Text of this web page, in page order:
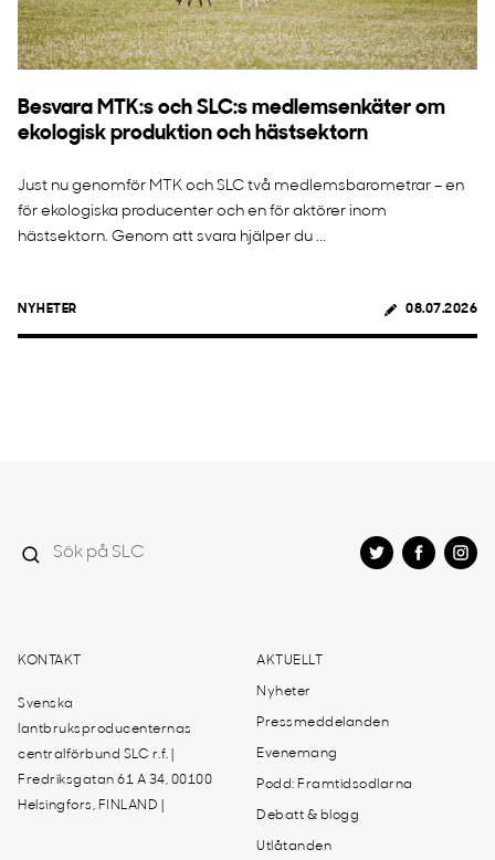
Besvara MTK:s och SLC:s medlemsenkäter om
ekologisk produktion och hästsektorn
Just nu genomför MTK och SLC två medlemsbarometrar – en
för ekologiska producenter och en för aktörer inom
hästsektorn. Genom att svara hjälper du ...
NYHETER 08.07.2026
KONTAKT
Svenska
lantbruksproducenternas
centralförbund SLC r.f. |
Fredriksgatan 61 A 34, 00100
Helsingfors, FINLAND |
AKTUELLT
Nyheter
Pressmeddelanden
Evenemang
Podd: Framtidsodlarna
Debatt & blogg
Utlåtanden